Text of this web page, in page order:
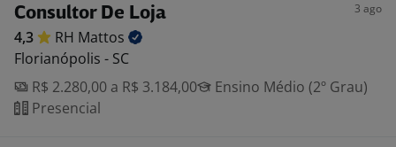
Consultor De Loja 3 ago
4,3 RH Mattos
Florianópolis - SC
R$ 2.280,00 a R$ 3.184,00
Ensino Médio (2º Grau)
Presencial